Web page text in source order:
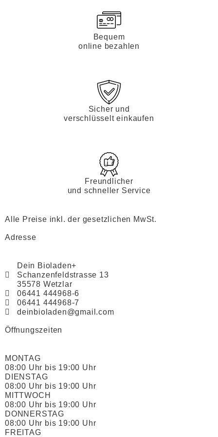
Bequem
online bezahlen
Sicher und
verschlüsselt einkaufen
Freundlicher
und schneller Service
Alle Preise inkl. der gesetzlichen MwSt.
Adresse
Dein Bioladen+
Schanzenfeldstrasse 13
35578 Wetzlar
06441 444968-6
06441 444968-7
deinbioladen@gmail.com
Öffnungszeiten
MONTAG
08:00 Uhr bis 19:00 Uhr
DIENSTAG
08:00 Uhr bis 19:00 Uhr
MITTWOCH
08:00 Uhr bis 19:00 Uhr
DONNERSTAG
08:00 Uhr bis 19:00 Uhr
FREITAG